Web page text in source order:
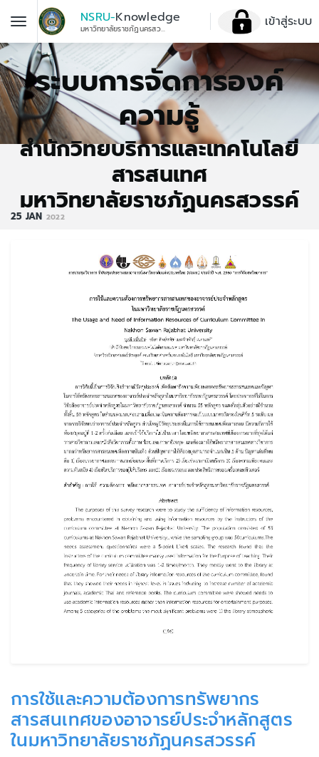
NSRU-Knowledge
มหาวิทยาลัยราชภัฏนครสวรรค์ เข้าสู่ระบบ
ระบบการจัดการองค์
ความรู้
สำนักวิทยบริการและเทคโนโลยี
สารสนเทศ
มหาวิทยาลัยราชภัฏนครสวรรค์
25 JAN 2022
การใช้และความต้องการทรัพยากร
สารสนเทศของอาจารย์ประจำหลักสูตร
ในมหาวิทยาลัยราชภัฏนครสวรรค์